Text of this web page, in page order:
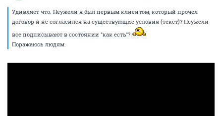
Удивляет что. Неужели я был первым клиентом, который прочел
договор и не согласился на существующие условия (текст)? Неужели
все подписывают в состоянии "как есть"?
Поражаюсь людям.